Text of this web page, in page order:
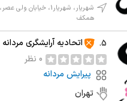
همکف
5.
اتحادیه آرایشگری مردانه
0 نظر
پیرایش مردانه
تهران